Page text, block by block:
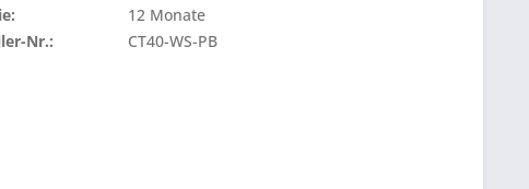
12 Monate
Nr.:
CT40-WS-PB